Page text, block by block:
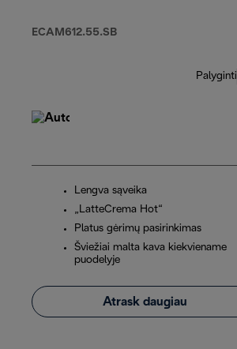
ECAM612.55.SB
Palyginti
Lengva sąveika
„LatteCrema Hot“
Platus gėrimų pasirinkimas
Šviežiai malta kava kiekviename
puodelyje
Atrask daugiau